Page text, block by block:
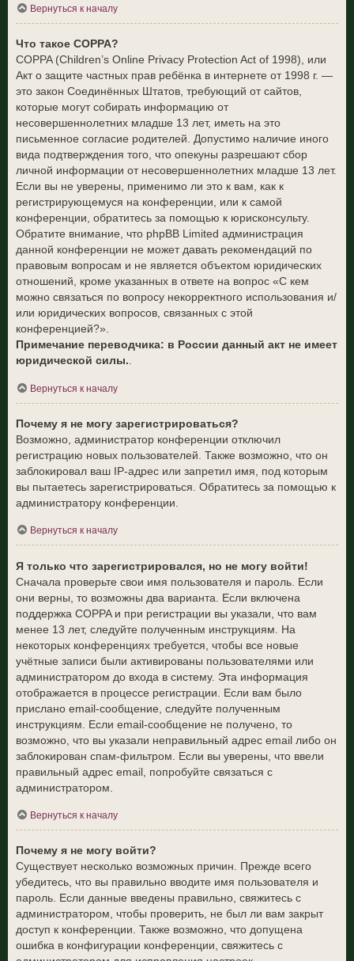
Вернуться к началу
Что такое COPPA?
COPPA (Children’s Online Privacy Protection Act of 1998), или
Акт о защите частных прав ребёнка в интернете от 1998 г. —
это закон Соединённых Штатов, требующий от сайтов,
которые могут собирать информацию от
несовершеннолетних младше 13 лет, иметь на это
письменное согласие родителей. Допустимо наличие иного
вида подтверждения того, что опекуны разрешают сбор
личной информации от несовершеннолетних младше 13 лет.
Если вы не уверены, применимо ли это к вам, как к
регистрирующемуся на конференции, или к самой
конференции, обратитесь за помощью к юрисконсульту.
Обратите внимание, что phpBB Limited администрация
данной конференции не может давать рекомендаций по
правовым вопросам и не является объектом юридических
отношений, кроме указанных в ответе на вопрос «С кем
можно связаться по вопросу некорректного использования и/
или юридических вопросов, связанных с этой
конференцией?».
Примечание переводчика: в России данный акт не имеет
юридической силы..
Вернуться к началу
Почему я не могу зарегистрироваться?
Возможно, администратор конференции отключил
регистрацию новых пользователей. Также возможно, что он
заблокировал ваш IP-адрес или запретил имя, под которым
вы пытаетесь зарегистрироваться. Обратитесь за помощью к
администратору конференции.
Вернуться к началу
Я только что зарегистрировался, но не могу войти!
Сначала проверьте свои имя пользователя и пароль. Если
они верны, то возможны два варианта. Если включена
поддержка COPPA и при регистрации вы указали, что вам
менее 13 лет, следуйте полученным инструкциям. На
некоторых конференциях требуется, чтобы все новые
учётные записи были активированы пользователями или
администратором до входа в систему. Эта информация
отображается в процессе регистрации. Если вам было
прислано email-сообщение, следуйте полученным
инструкциям. Если email-сообщение не получено, то
возможно, что вы указали неправильный адрес email либо он
заблокирован спам-фильтром. Если вы уверены, что ввели
правильный адрес email, попробуйте связаться с
администратором.
Вернуться к началу
Почему я не могу войти?
Существует несколько возможных причин. Прежде всего
убедитесь, что вы правильно вводите имя пользователя и
пароль. Если данные введены правильно, свяжитесь с
администратором, чтобы проверить, не был ли вам закрыт
доступ к конференции. Также возможно, что допущена
ошибка в конфигурации конференции, свяжитесь с